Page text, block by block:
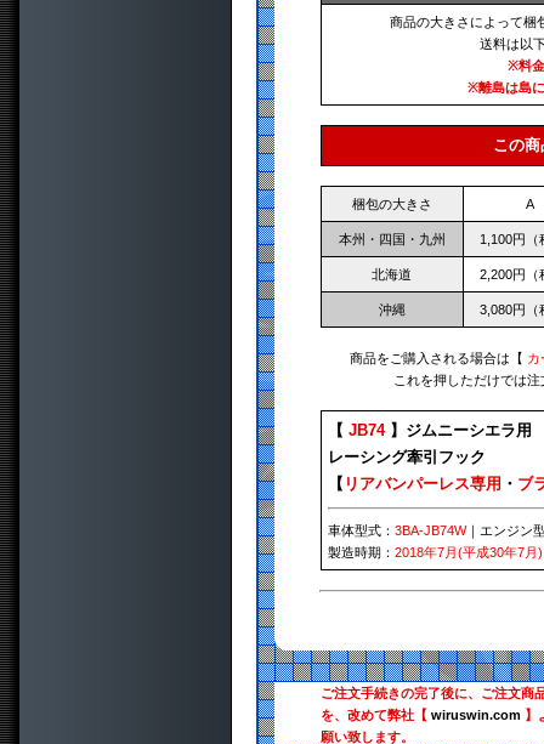
商品の大きさによって梱
送料は以
※料
※離島は島
この
梱包の大きさ A
本州・四国・九州 1,100円（
北海道 2,200円（
沖縄 3,080円（
商品をご購入される場合は【 カ
これを押しただけでは
【 JB74】ジムニーシエラ用
レーシング牽引フック
【 リアバンパーレス専用 ・ ブ
車体型式： 3BA-JB74W｜エンジン
製造時期： 2018年7月(平成30年7月)
ご注文手続きの完了後に、ご注文商
を、改めて弊社【 wiruswin.com】
願い致します。